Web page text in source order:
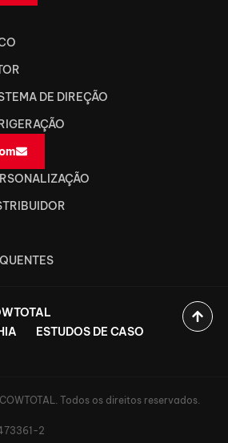
DE DIREÇÃO
ESTUDOS DE CASO
Todos os direitos reservados.
2